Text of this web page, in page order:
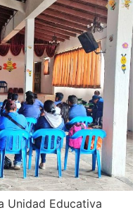
Unidad Educativa